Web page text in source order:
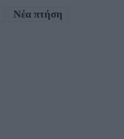
Νέα πτήση